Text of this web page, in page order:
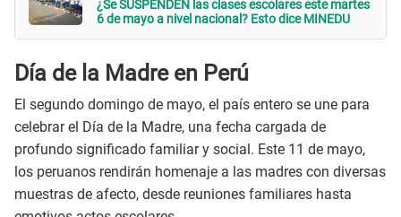
¿Se SUSPENDEN las clases escolares este martes
6 de mayo a nivel nacional? Esto dice MINEDU
Día de la Madre en Perú
El segundo domingo de mayo, el país entero se une para
celebrar el Día de la Madre, una fecha cargada de
profundo significado familiar y social. Este 11 de mayo,
los peruanos rendirán homenaje a las madres con diversas
muestras de afecto, desde reuniones familiares hasta